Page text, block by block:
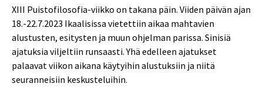
XIII Puistofilosofia-viikko on takana päin. Viiden päivän ajan
18.-22.7.2023 Ikaalisissa vietettiin aikaa mahtavien
alustusten, esitysten ja muun ohjelman parissa. Sinisiä
ajatuksia viljeltiin runsaasti. Yhä edelleen ajatukset
palaavat viikon aikana käytyihin alustuksiin ja niitä
seuranneisiin keskusteluihin.